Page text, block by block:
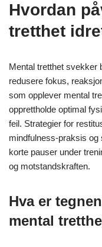
Hvordan
tretthet
Mental tretthet svekker
redusere fokus,
som opplever mental
opprettholde optimal
feil. Strategier for
mindfulness-praksis og
korte pauser under
og motstandskraften.
Hva er
mental